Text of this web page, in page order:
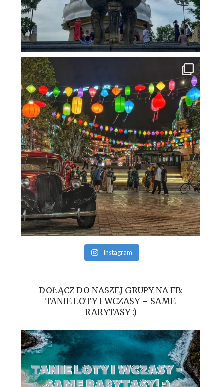
Instagram
DOŁĄCZ DO NASZEJ GRUPY NA FB:
TANIE LOTY I WCZASY – SAME
RARYTASY :)